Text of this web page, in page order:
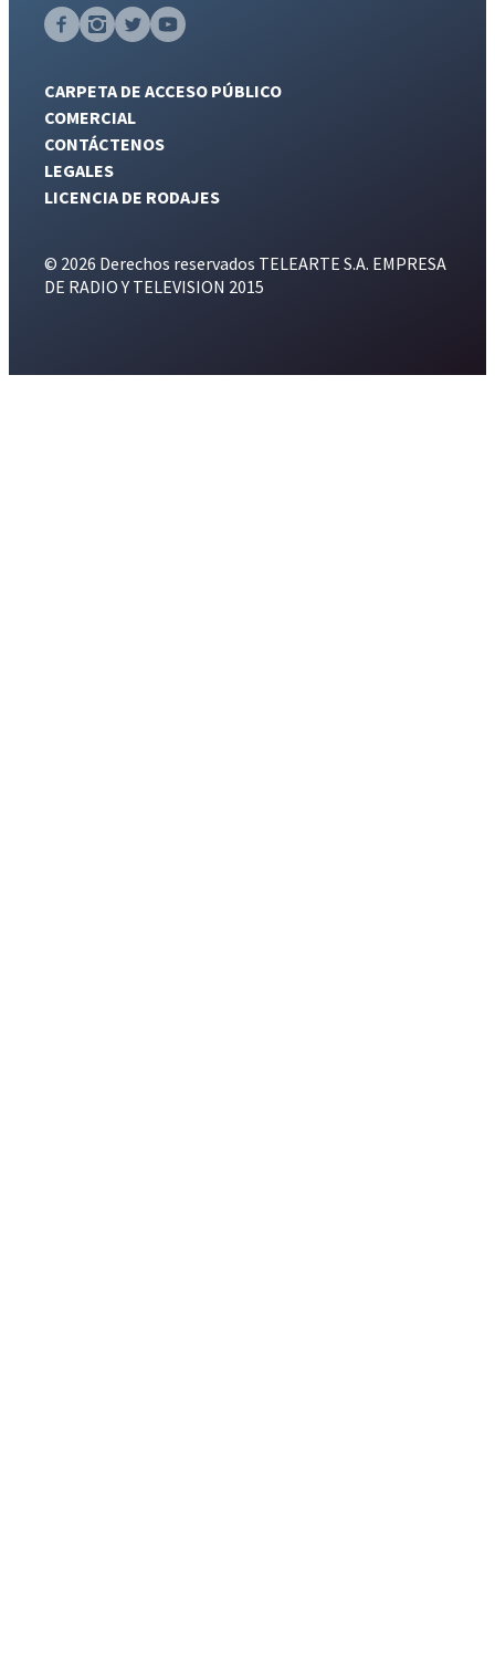
CARPETA DE ACCESO PÚBLICO
COMERCIAL
CONTÁCTENOS
LEGALES
LICENCIA DE RODAJES
© 2026 Derechos reservados TELEARTE S.A. EMPRESA
DE RADIO Y TELEVISION 2015